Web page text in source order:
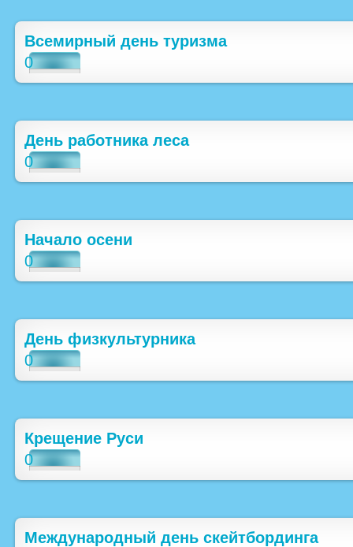
Всемирный день туризма
0
День работника леса
0
Начало осени
0
День физкультурника
0
Крещение Руси
0
Международный день скейтбординга